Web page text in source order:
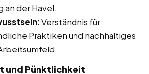
an der Havel.
Verständnis für
Praktiken und nachhaltiges
und Pünktlichkeit